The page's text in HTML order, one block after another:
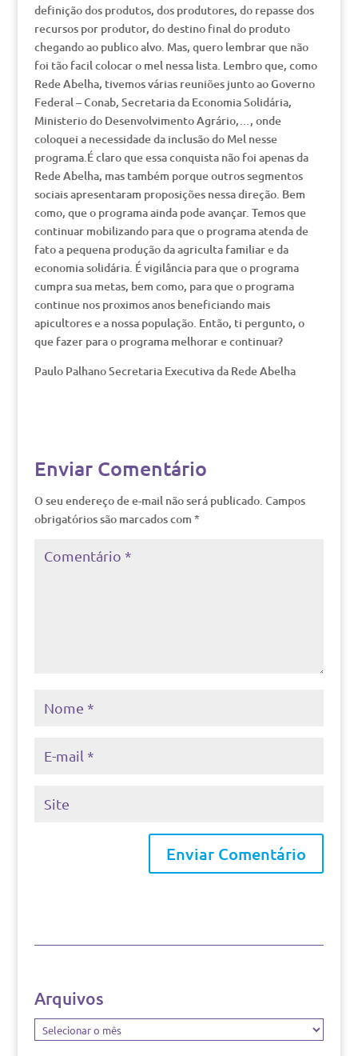
definição dos produtos, dos produtores, do repasse dos
recursos por produtor, do destino final do produto
chegando ao publico alvo. Mas, quero lembrar que não
foi tão facil colocar o mel nessa lista. Lembro que, como
Rede Abelha, tivemos várias reuniões junto ao Governo
Federal – Conab, Secretaria da Economia Solidária,
Ministerio do Desenvolvimento Agrário,…, onde
coloquei a necessidade da inclusão do Mel nesse
programa.É claro que essa conquista não foi apenas da
Rede Abelha, mas também porque outros segmentos
sociais apresentaram proposições nessa direção. Bem
como, que o programa ainda pode avançar. Temos que
continuar mobilizando para que o programa atenda de
fato a pequena produção da agriculta familiar e da
economia solidária. É vigilância para que o programa
cumpra sua metas, bem como, para que o programa
continue nos proximos anos beneficiando mais
apicultores e a nossa população. Então, ti pergunto, o
que fazer para o programa melhorar e continuar?
Paulo Palhano Secretaria Executiva da Rede Abelha
Enviar Comentário
O seu endereço de e-mail não será publicado. Campos
obrigatórios são marcados com *
Arquivos
Arquivos